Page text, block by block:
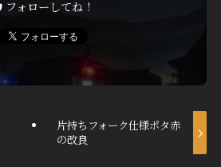
フォローしてね！
片持ちフォーク仕様ポタ赤
の改良